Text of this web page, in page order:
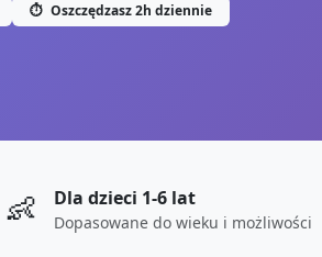
⏱️ Oszczędzasz 2h dziennie
👶 Dla dzieci 1-6 lat
Dopasowane do wieku i możliwości